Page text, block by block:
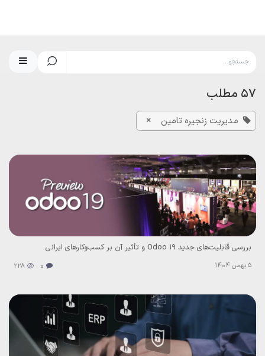
57 مطلب
مدیریت زنجیره تامین ×
بررسی قابلیت‌های جدید Odoo 19 و تأثیر آن بر کسب‌وکارهای ایرانی
5 بهمن 1404 0
228